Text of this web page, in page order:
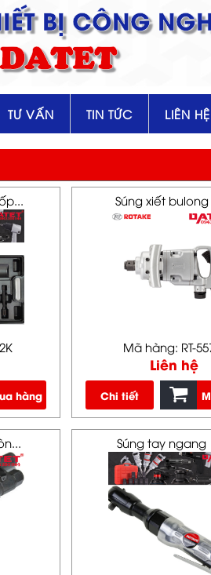
BỊ CÔNG
DATET
TƯ VẤN TIN TỨC LIÊN HỆ
hàng
Súng xiết bulong
Mã hàng: RT-
Liên hệ
Chi tiết
Súng tay ngang